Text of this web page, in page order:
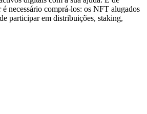
é necessário comprá-los: os NFT alugados
participar em distribuições, staking,